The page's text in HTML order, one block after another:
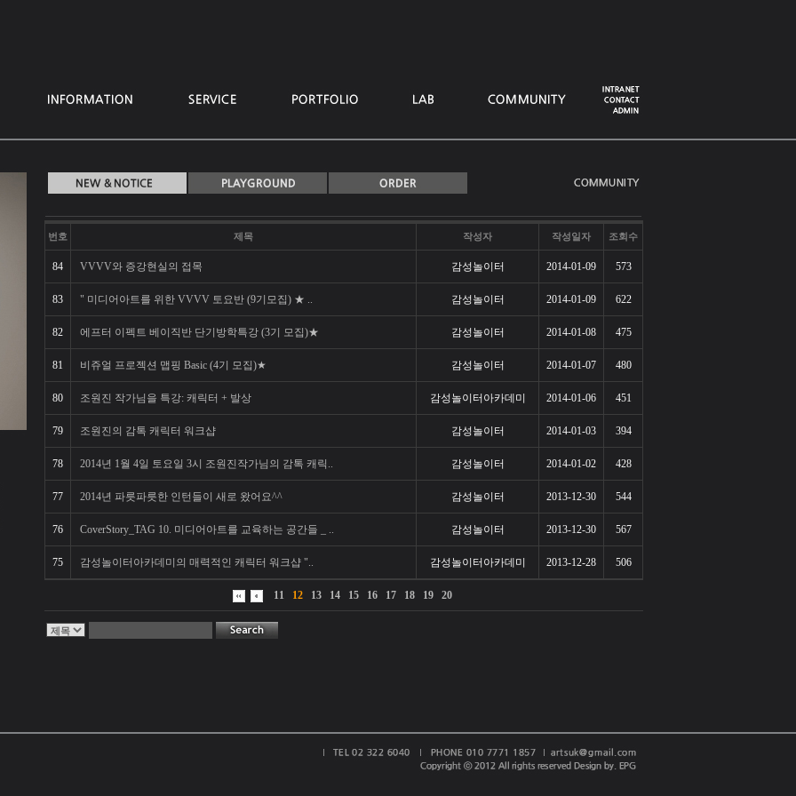
번호 제목 작성자 작성일자 조회수
84 VVVV와 증강현실의 접목 감성놀이터 2014-01-09 573
83 " 미디어아트를 위한 VVVV 토요반 (9기모집) ★ .. 감성놀이터 2014-01-09 622
82 에프터 이펙트 베이직반 단기방학특강 (3기 모집)★ 감성놀이터 2014-01-08 475
81 비쥬얼 프로젝션 맵핑 Basic (4기 모집)★ 감성놀이터 2014-01-07 480
80 조원진 작가님을 특강: 캐릭터 + 발상 감성놀이터아카데미 2014-01-06 451
79 조원진의 감톡 캐릭터 워크샵 감성놀이터 2014-01-03 394
78 2014년 1월 4일 토요일 3시 조원진작가님의 감톡 캐릭.. 감성놀이터 2014-01-02 428
77 2014년 파릇파릇한 인턴들이 새로 왔어요^^ 감성놀이터 2013-12-30 544
76 CoverStory_TAG 10. 미디어아트를 교육하는 공간들 _ .. 감성놀이터 2013-12-30 567
75 감성놀이터아카데미의 매력적인 캐릭터 워크샵 ".. 감성놀이터아카데미 2013-12-28 506
11 12 13 14 15 16 17 18 19 20